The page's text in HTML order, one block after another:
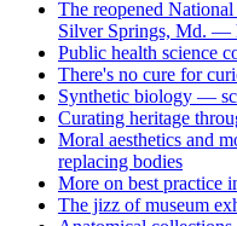
The reopened
Silver Springs, Md. —
Public health science
There's no cure for
Synthetic biology —
Curating heritage
Moral aesthetics and
replacing bodies
More on best practice
The jizz of museum